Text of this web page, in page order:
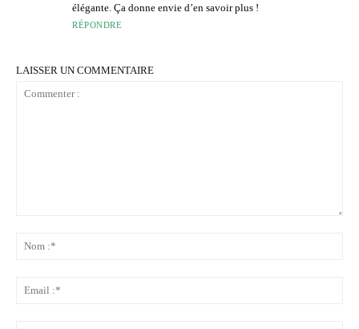
élégante. Ça donne envie d’en savoir plus !
RÉPONDRE
LAISSER UN COMMENTAIRE